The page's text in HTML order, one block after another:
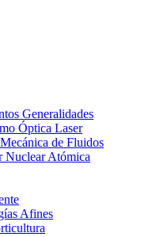
Generalidades
Óptica Laser
de Fluidos
Nuclear Atómica
Afines